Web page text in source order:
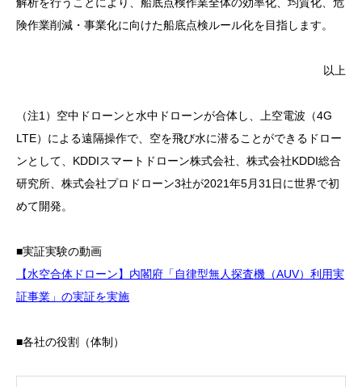
険作業削減・事業化に向けた船底点検ルール化を目指します。
以上
（注1）空中ドローンと水中ドローンが合体し、上空電波（4G
LTE）による遠隔操作で、空を飛び水に潜ることができるドロー
ンとして、KDDIスマートドローン株式会社、株式会社KDDI総合
研究所、株式会社プロドローン3社が2021年5月31日に世界で初
めて開発。
■実証実験の動画
【水空合体ドローン】内閣府「自律型無人探査機（AUV）利用実
証事業」の実証を実施
■各社の役割（体制）